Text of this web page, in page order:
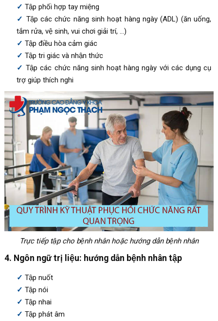
Tập phối hợp tay miệng
Tập các chức năng sinh hoạt hàng ngày (ADL) (ăn uống,
tắm rửa, vệ sinh, vui chơi giải trí, …)
Tập điều hòa cảm giác
Tập tri giác và nhận thức
Tập các chức năng sinh hoạt hàng ngày với các dụng cụ
trợ giúp thích nghi
Trực tiếp tập cho bệnh nhân hoặc hướng dẫn bệnh nhân
4. Ngôn ngữ trị liệu: hướng dẫn bệnh nhân tập
Tập nuốt
Tập nói
Tập nhai
Tập phát âm